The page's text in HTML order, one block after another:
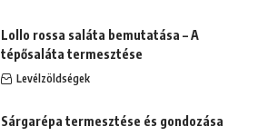
Lollo rossa saláta bemutatása – A
tépősaláta termesztése
Levélzöldségek
Sárgarépa termesztése és gondozása